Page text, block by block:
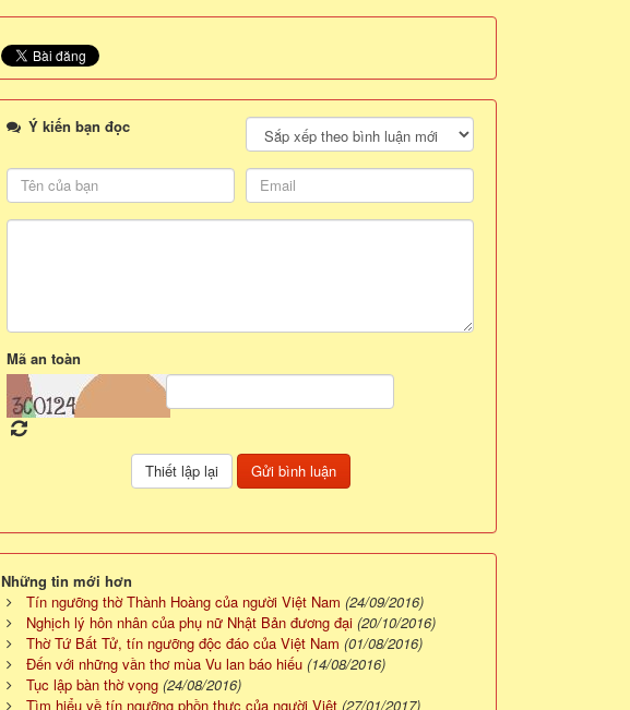
Ý kiến bạn đọc
Mã an toàn
Những tin mới hơn
Tín ngưỡng thờ Thành Hoàng của người Việt Nam (24/09/2016)
Nghịch lý hôn nhân của phụ nữ Nhật Bản đương đại (20/10/2016)
Thờ Tứ Bất Tử, tín ngưỡng độc đáo của Việt Nam (01/08/2016)
Đến với những vần thơ mùa Vu lan báo hiếu (14/08/2016)
Tục lập bàn thờ vọng (24/08/2016)
Tìm hiểu về tín ngưỡng phồn thực của người Việt (27/01/2017)